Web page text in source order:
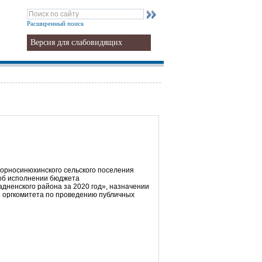
Расширенный поиск
Версия для слабовидящих
сельского поселения
исполнении бюджета
района за 2020 год», назначении
по проведению публичных